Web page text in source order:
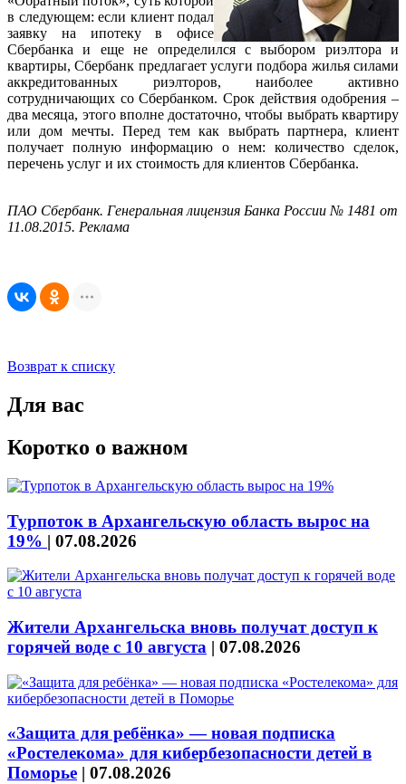
в следующем: если клиент подал
заявку на ипотеку в офисе
Сбербанка и еще не определился с выбором риэлтора и
квартиры, Сбербанк предлагает услуги подбора жилья силами
аккредитованных риэлторов, наиболее активно
сотрудничающих со Сбербанком. Срок действия одобрения –
два месяца, этого вполне достаточно, чтобы выбрать квартиру
или дом мечты. Перед тем как выбрать партнера, клиент
получает полную информацию о нем: количество сделок,
перечень услуг и их стоимость для клиентов Сбербанка.
ПАО Сбербанк. Генеральная лицензия Банка России № 1481 от
11.08.2015. Реклама
Возврат к списку
Для вас
Коротко о важном
Турпоток в Архангельскую область вырос на
19% | 07.08.2026
Жители Архангельска вновь получат доступ к
горячей воде с 10 августа | 07.08.2026
«Защита для ребёнка» — новая подписка
«Ростелекома» для кибербезопасности детей в
Поморье | 07.08.2026